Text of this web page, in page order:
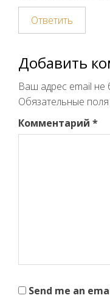
Ответить
Добавить
Ваш адрес email не
Обязательные
Комментарий *
Send me an